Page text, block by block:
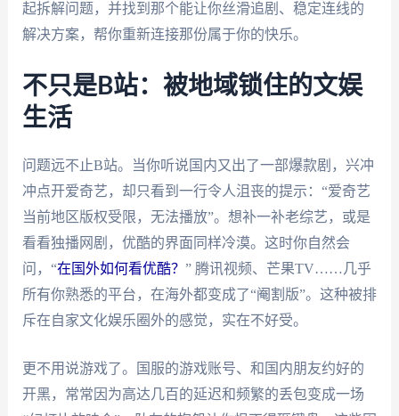
起拆解问题，并找到那个能让你丝滑追剧、稳定连线的
解决方案，帮你重新连接那份属于你的快乐。
不只是B站：被地域锁住的文娱
生活
问题远不止B站。当你听说国内又出了一部爆款剧，兴冲
冲点开爱奇艺，却只看到一行令人沮丧的提示：“爱奇艺
当前地区版权受限，无法播放”。想补一补老综艺，或是
看看独播网剧，优酷的界面同样冷漠。这时你自然会
问，“在国外如何看优酷？ ” 腾讯视频、芒果TV……几乎
所有你熟悉的平台，在海外都变成了“阉割版”。这种被排
斥在自家文化娱乐圈外的感觉，实在不好受。
更不用说游戏了。国服的游戏账号、和国内朋友约好的
开黑，常常因为高达几百的延迟和频繁的丢包变成一场